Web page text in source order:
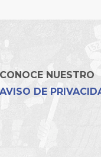
CONOCE NUESTRO
AVISO DE